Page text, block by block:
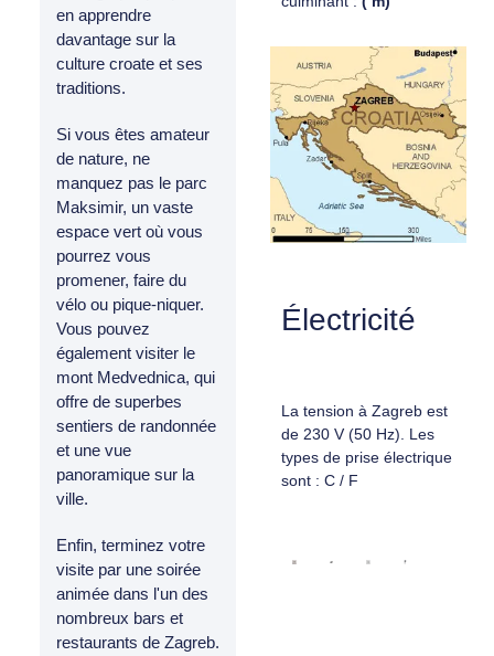
en apprendre
davantage sur la
culture croate et ses
traditions.
Si vous êtes amateur
de nature, ne
manquez pas le parc
Maksimir, un vaste
espace vert où vous
pourrez vous
promener, faire du
vélo ou pique-niquer.
Vous pouvez
également visiter le
mont Medvednica, qui
offre de superbes
sentiers de randonnée
et une vue
panoramique sur la
ville.
Enfin, terminez votre
visite par une soirée
animée dans l'un des
nombreux bars et
restaurants de Zagreb.
Électricité
La tension à Zagreb est
de 230 V (50 Hz). Les
types de prise électrique
sont : C / F